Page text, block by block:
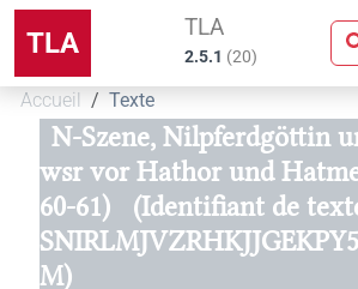
TLA TLA
2.5.1 (20)
Accueil Texte
N-Szene, Nilpferdgöttin
wsr vor Hathor und
60-61)
(Identifiant de
M)